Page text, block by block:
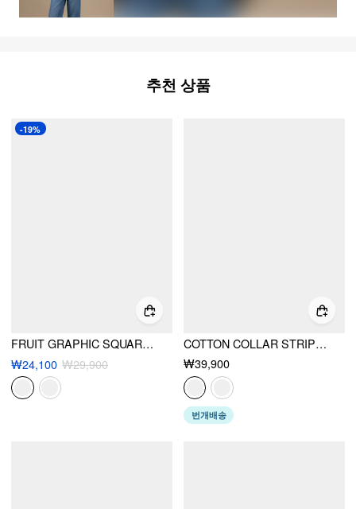
추천 상품
-19%
FRUIT GRAPHIC SQUARE NECK RUCHED TANK TOP
₩24,100 ₩29,900
COTTON COLLAR STRIPE TWO TONE SHORT SLEEVE TOP
₩39,900
번개배송